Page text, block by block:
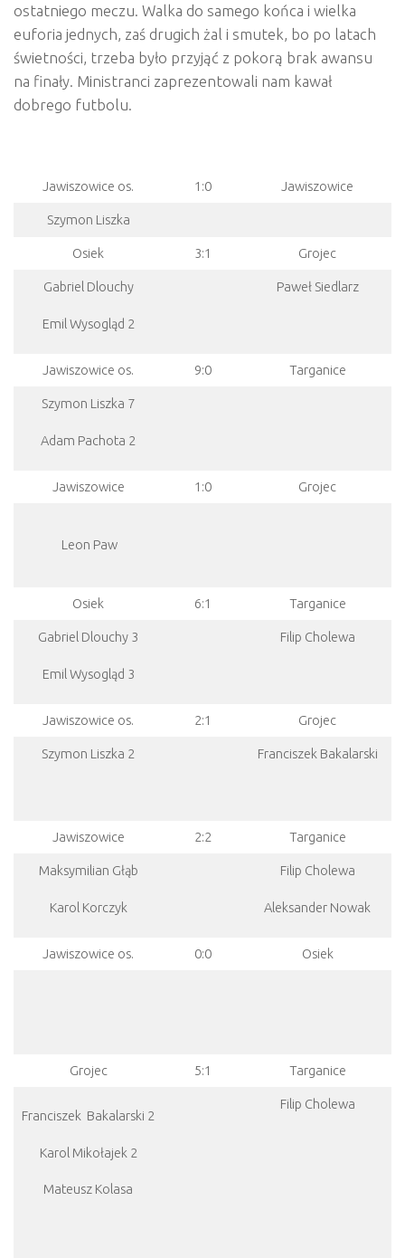
ostatniego meczu. Walka do samego końca i wielka
euforia jednych, zaś drugich żal i smutek, bo po latach
świetności, trzeba było przyjąć z pokorą brak awansu
na finały. Ministranci zaprezentowali nam kawał
dobrego futbolu.
Jawiszowice os. 1:0 Jawiszowice
Szymon Liszka
Osiek 3:1 Grojec
Gabriel Dlouchy
Emil Wysogląd 2
Paweł Siedlarz
Jawiszowice os. 9:0 Targanice
Szymon Liszka 7
Adam Pachota 2
Jawiszowice 1:0 Grojec
Leon Paw
Osiek 6:1 Targanice
Gabriel Dlouchy 3
Emil Wysogląd 3
Filip Cholewa
Jawiszowice os. 2:1 Grojec
Szymon Liszka 2 Franciszek Bakalarski
Jawiszowice 2:2 Targanice
Maksymilian Głąb
Karol Korczyk
Filip Cholewa
Aleksander Nowak
Jawiszowice os. 0:0 Osiek
Grojec 5:1 Targanice
Franciszek Bakalarski 2
Karol Mikołajek 2
Mateusz Kolasa
Filip Cholewa